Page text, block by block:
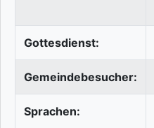
Gottesdienst:
Gemeindebesucher:
Sprachen: